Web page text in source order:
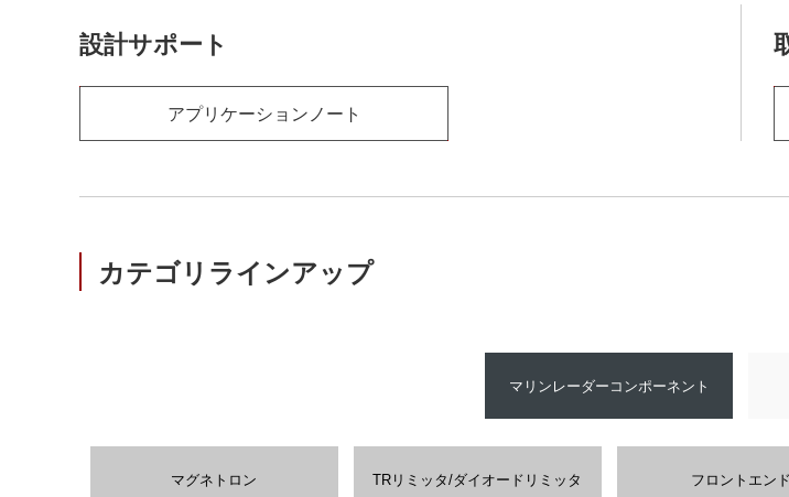
設計サポート
アプリケーションノート
カテゴリラインアップ
マリンレーダーコンポーネント
マグネトロン TRリミッタ/ダイオードリミッタ フロントエンド